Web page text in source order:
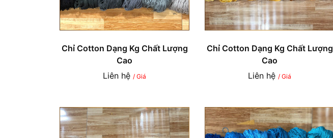
Chỉ Cotton Dạng Kg Chất Lượng
Cao
Liên hệ / Giá
Chỉ Cotton Dạng Kg Chất Lượng
Cao
Liên hệ / Giá